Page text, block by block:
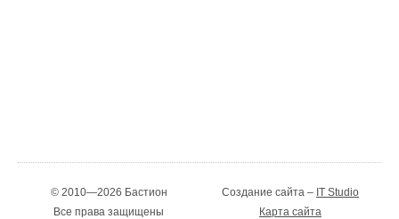
Создание сайта – IT Studio
Карта сайта
© 2010—2026 Бастион
Все права защищены